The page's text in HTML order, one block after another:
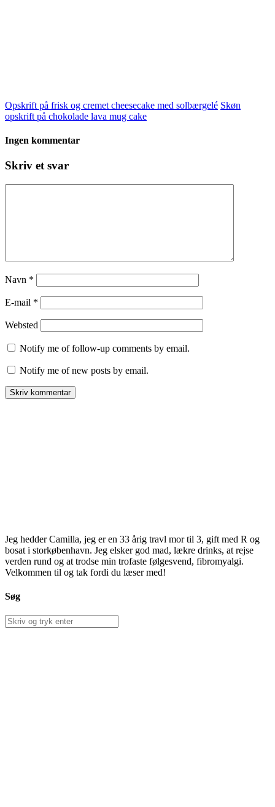
Opskrift på frisk og cremet cheesecake med solbærgelé Skøn
opskrift på chokolade lava mug cake
Ingen kommentar
Skriv et svar
Navn *
E-mail *
Websted
Notify me of follow-up comments by email.
Notify me of new posts by email.
Jeg hedder Camilla, jeg er en 33 årig travl mor til 3, gift med R og
bosat i storkøbenhavn. Jeg elsker god mad, lækre drinks, at rejse
verden rund og at trodse min trofaste følgesvend, fibromyalgi.
Velkommen til og tak fordi du læser med!
Søg